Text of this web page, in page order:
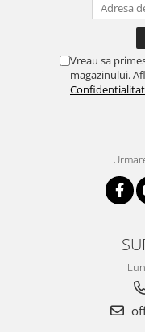
Vreau sa
magazinului.